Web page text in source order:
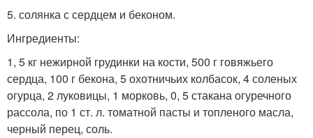
5. солянка с сердцем и беконом.
Ингредиенты:
1, 5 кг нежирной грудинки на кости, 500 г говяжьего
сердца, 100 г бекона, 5 охотничьих колбасок, 4 соленых
огурца, 2 луковицы, 1 морковь, 0, 5 стакана огуречного
рассола, по 1 ст. л. томатной пасты и топленого масла,
черный перец, соль.